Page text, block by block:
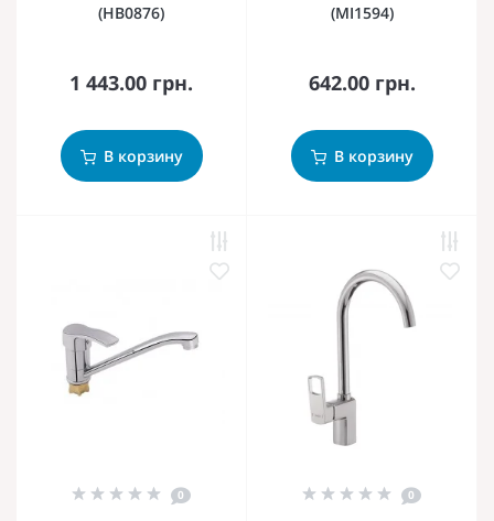
(HB0876)
1 443.00 грн.
В корзину
(MI1594)
642.00 грн.
В корзину
0 0